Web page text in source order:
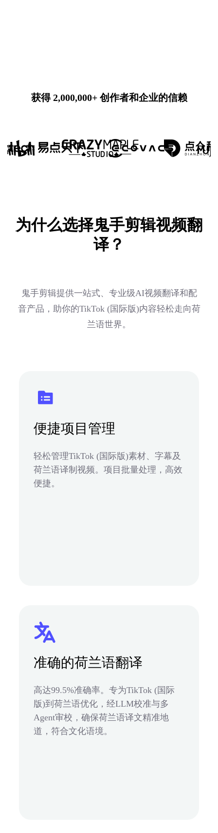
获得 2,000,000+ 创作者和企业的信赖
为什么选择鬼手剪辑视频翻
译？
鬼手剪辑提供一站式、专业级AI视频翻译和配
音产品，助你的TikTok (国际版)内容轻松走向荷
兰语世界。
便捷项目管理
轻松管理TikTok (国际版)素材、字幕及
荷兰语译制视频。项目批量处理，高效
便捷。
准确的荷兰语翻译
高达99.5%准确率。专为TikTok (国际
版)到荷兰语优化，经LLM校准与多
Agent审校，确保荷兰语译文精准地
道，符合文化语境。